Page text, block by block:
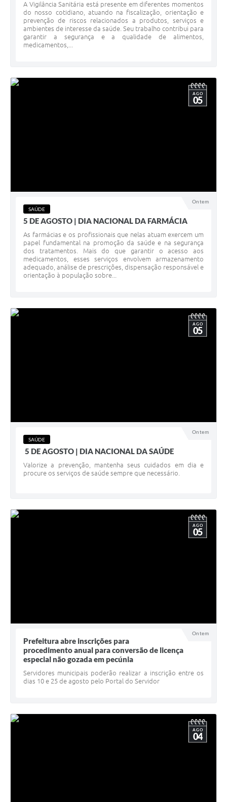
A Vigilância Sanitária está presente em diferentes momentos
do nosso cotidiano, atuando na fiscalização, orientação e
prevenção de riscos relacionados a produtos, serviços e
ambientes de interesse da saúde. Seu trabalho contribui para
garantir a segurança e a qualidade de alimentos,
medicamentos,...
Ontem
AGO
05
SAÚDE
5 DE AGOSTO | DIA NACIONAL DA FARMÁCIA
As farmácias e os profissionais que nelas atuam exercem um
papel fundamental na promoção da saúde e na segurança
dos tratamentos. Mais do que garantir o acesso aos
medicamentos, esses serviços envolvem armazenamento
adequado, análise de prescrições, dispensação responsável e
orientação à população sobre...
Ontem
AGO
05
SAÚDE
5 DE AGOSTO | DIA NACIONAL DA SAÚDE
Valorize a prevenção, mantenha seus cuidados em dia e
procure os serviços de saúde sempre que necessário.
Ontem
AGO
05
Prefeitura abre inscrições para
procedimento anual para conversão de licença
especial não gozada em pecúnia
Servidores municipais poderão realizar a inscrição entre os
dias 10 e 25 de agosto pelo Portal do Servidor
AGO
04